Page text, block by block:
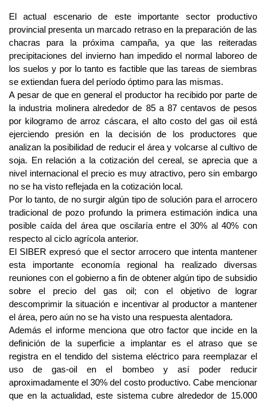
El actual escenario de este importante sector productivo
provincial presenta un marcado retraso en la preparación de las
chacras para la próxima campaña, ya que las reiteradas
precipitaciones del invierno han impedido el normal laboreo de
los suelos y por lo tanto es factible que las tareas de siembras
se extiendan fuera del período óptimo para las mismas.
A pesar de que en general el productor ha recibido por parte de
la industria molinera alrededor de 85 a 87 centavos de pesos
por kilogramo de arroz cáscara, el alto costo del gas oil está
ejerciendo presión en la decisión de los productores que
analizan la posibilidad de reducir el área y volcarse al cultivo de
soja. En relación a la cotización del cereal, se aprecia que a
nivel internacional el precio es muy atractivo, pero sin embargo
no se ha visto reflejada en la cotización local.
Por lo tanto, de no surgir algún tipo de solución para el arrocero
tradicional de pozo profundo la primera estimación indica una
posible caída del área que oscilaría entre el 30% al 40% con
respecto al ciclo agrícola anterior.
El SIBER expresó que el sector arrocero que intenta mantener
esta importante economía regional ha realizado diversas
reuniones con el gobierno a fin de obtener algún tipo de subsidio
sobre el precio del gas oil; con el objetivo de lograr
descomprimir la situación e incentivar al productor a mantener
el área, pero aún no se ha visto una respuesta alentadora.
Además el informe menciona que otro factor que incide en la
definición de la superficie a implantar es el atraso que se
registra en el tendido del sistema eléctrico para reemplazar el
uso de gas-oil en el bombeo y así poder reducir
aproximadamente el 30% del costo productivo. Cabe mencionar
que en la actualidad, este sistema cubre alrededor de 15.000